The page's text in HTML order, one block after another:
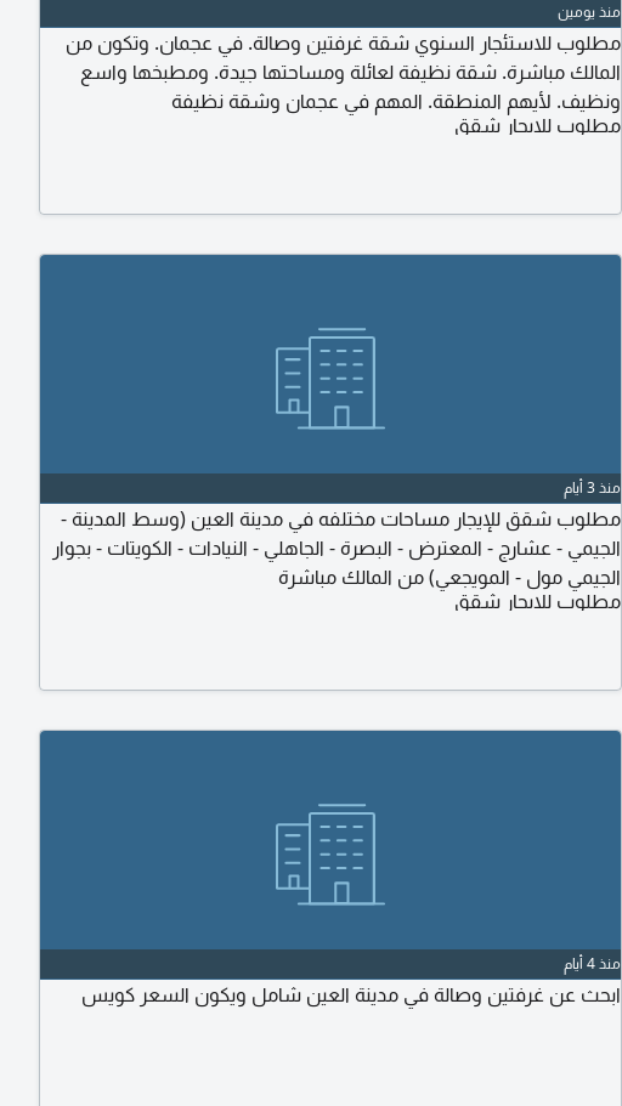
منذ يومين
مطلوب للاستئجار السنوي شقة غرفتين وصالة. في عجمان. وتكون من
المالك مباشرة. شقة نظيفة لعائلة ومساحتها جيدة. ومطبخها واسع
ونظيف. لأيهم المنطقة. المهم في عجمان وشقة نظيفة
مطلوب للايجار شقق
منذ 3 أيام
مطلوب شقق للإيجار مساحات مختلفه في مدينة العين (وسط المدينة -
الجيمي - عشارج - المعترض - البصرة - الجاهلي - النيادات - الكويتات - بجوار
الجيمي مول - المويجعي) من المالك مباشرة
مطلوب للايجار شقق
منذ 4 أيام
ابحث عن غرفتين وصالة في مدينة العين شامل ويكون السعر كويس